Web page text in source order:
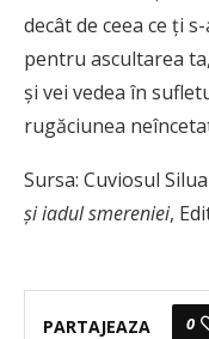
decât de ceea ce ţi
pentru ascultarea
şi vei vedea în
rugăciunea
Sursa: Cuviosul
și iadul smereniei,
PARTAJEAZA 0